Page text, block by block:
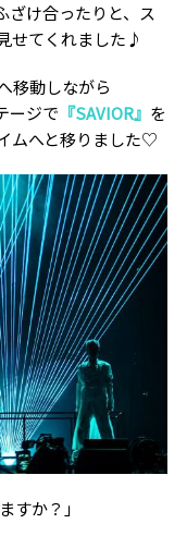
ざけ合ったりと、ス
せてくれました♪
移動しながら
ージで 『SAVIOR』 を
ムへと移りました♡
すか？」